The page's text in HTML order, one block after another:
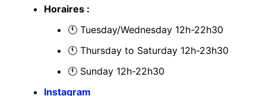
Horaires :
🕚 Tuesday/Wednesday 12h-22h30
🕚 Thursday to Saturday 12h-23h30
🕚 Sunday 12h-22h30
Instagram